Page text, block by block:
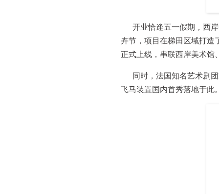
开业恰逢五一假期，西
卉节，项目在梯田区域打造
正式上线，串联西岸美术馆
同时，法国知名艺术剧
飞马装置国内首秀落地于此